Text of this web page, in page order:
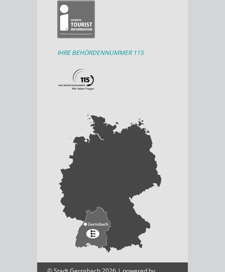
IHRE BEHÖRDENNUMMER 115